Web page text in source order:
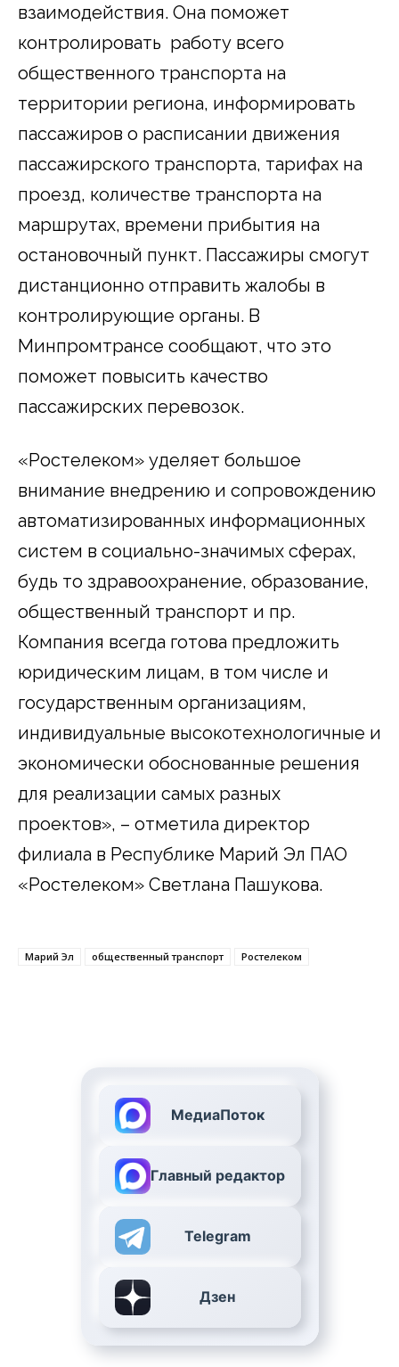
взаимодействия. Она поможет
контролировать работу всего
общественного транспорта на
территории региона, информировать
пассажиров о расписании движения
пассажирского транспорта, тарифах на
проезд, количестве транспорта на
маршрутах, времени прибытия на
остановочный пункт. Пассажиры смогут
дистанционно отправить жалобы в
контролирующие органы. В
Минпромтрансе сообщают, что это
поможет повысить качество
пассажирских перевозок.
«Ростелеком» уделяет большое
внимание внедрению и сопровождению
автоматизированных информационных
систем в социально-значимых сферах,
будь то здравоохранение, образование,
общественный транспорт и пр.
Компания всегда готова предложить
юридическим лицам, в том числе и
государственным организациям,
индивидуальные высокотехнологичные и
экономически обоснованные решения
для реализации самых разных
проектов», – отметила директор
филиала в Республике Марий Эл ПАО
«Ростелеком» Светлана Пашукова.
Марий Эл общественный транспорт Ростелеком
МедиаПоток
Главный редактор
Telegram
Дзен